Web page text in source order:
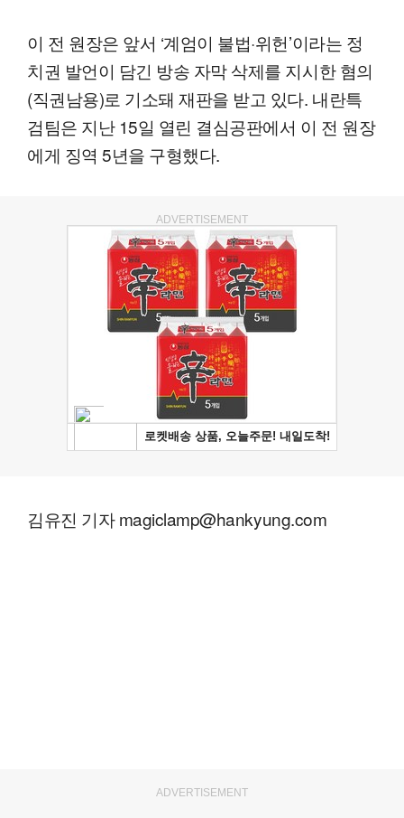
이 전 원장은 앞서 ‘계엄이 불법·위헌’이라는 정
치권 발언이 담긴 방송 자막 삭제를 지시한 혐의
(직권남용)로 기소돼 재판을 받고 있다. 내란특
검팀은 지난 15일 열린 결심공판에서 이 전 원장
에게 징역 5년을 구형했다.
ADVERTISEMENT
김유진 기자 magiclamp@hankyung.com
ADVERTISEMENT